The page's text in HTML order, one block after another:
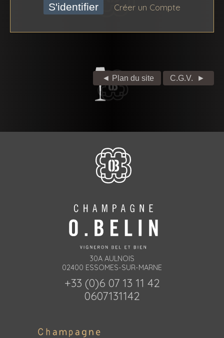
S'identifier Créer un Compte
◄ Plan du site C.G.V. ►
30A AULNOIS
02400 ESSOMES-SUR-MARNE
+33 (0)6 07 13 11 42
0607131142